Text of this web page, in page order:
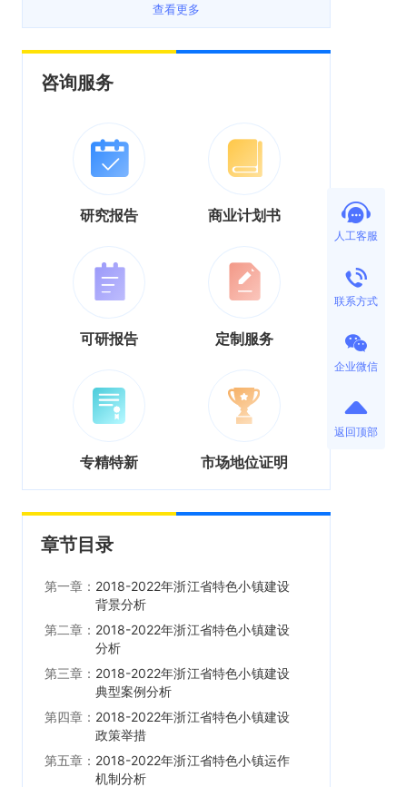
查看更多
咨询服务
研究报告 商业计划书
可研报告 定制服务
专精特新 市场地位证明
章节目录
第一章： 2018-2022年浙江省特色小镇建设
背景分析
第二章： 2018-2022年浙江省特色小镇建设
分析
第三章： 2018-2022年浙江省特色小镇建设
典型案例分析
第四章： 2018-2022年浙江省特色小镇建设
政策举措
第五章： 2018-2022年浙江省特色小镇运作
机制分析
人工客服
联系方式
企业微信
返回顶部